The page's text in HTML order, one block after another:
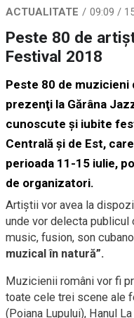
ACTUALITATE 09:09 /
Peste 80 de
Festival 2018
Peste 80 de
prezenţi la Gărâna
cunoscute şi iubite
Centrală şi de Est,
perioada 11-15 iulie,
de organizatori.
Artiştii vor avea la
unde vor delecta publicul
music, fusion, son
muzical în natură”.
Muzicienii români vor fi
toate cele trei scene ale
(Poiana Lupului), Hanul